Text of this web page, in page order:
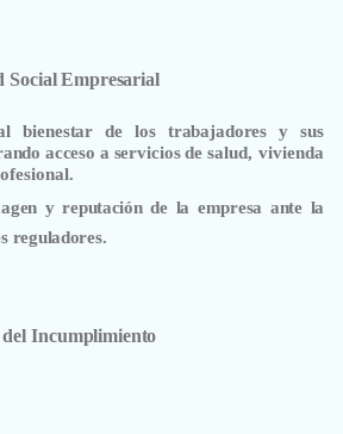
Social Empresarial
bienestar de los trabajadores y
sus
acceso a servicios desalud, vivienda
y reputación de la empresa ante la
reguladores.
del Incumplimiento